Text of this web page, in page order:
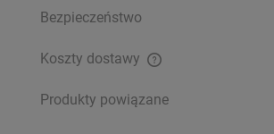
Serce Jezusa miłością goreje.
wezwań Litanii do NSPJ
29,99 zł
Najniższa cena:
Bezpieczeństwo
Koszty dostawy
Produkty powiązane